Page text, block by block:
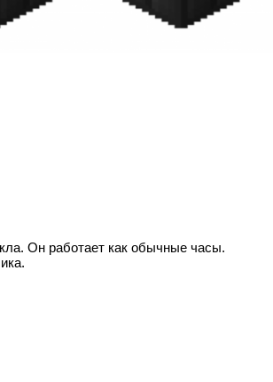
Он работает как обычные часы.